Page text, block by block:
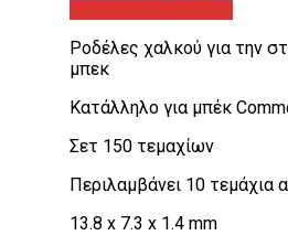
Ροδέλες χαλκού για την
μπεκ
Κατάλληλο για μπέκ
Σετ 150 τεμαχίων
Περιλαμβάνει 10 τεμάχια
13.8 x 7.3 x 1.4 mm